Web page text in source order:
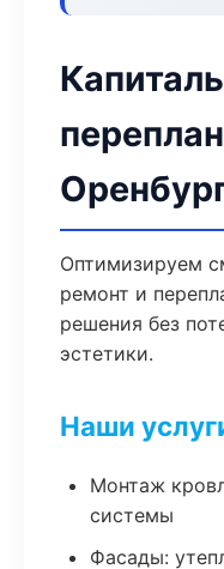
Оптимизируем
ремонт и
решения без
эстетики.
Наши
Монтаж
системы
Фасады: